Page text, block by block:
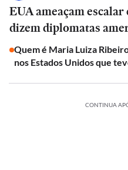
EUA ameaçam
dizem diplomatas
Quem é Maria Luiza
nos Estados Unidos que
CONTINUA